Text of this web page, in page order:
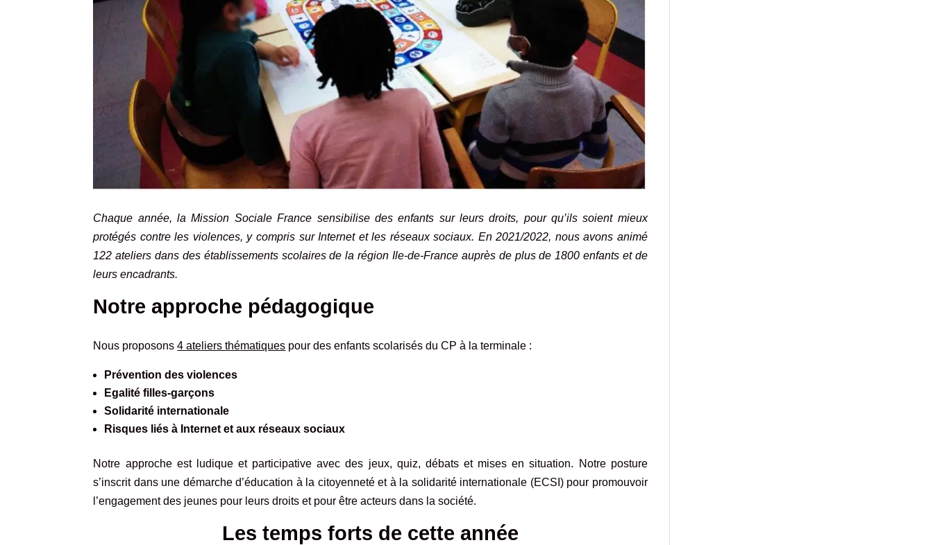
Chaque année, la Mission Sociale France sensibilise des enfants sur leurs droits, pour qu’ils soient mieux
protégés contre les violences, y compris sur Internet et les réseaux sociaux. En 2021/2022, nous avons animé
122 ateliers dans des établissements scolaires de la région Ile-de-France auprès de plus de 1800 enfants et de
leurs encadrants.
Notre approche pédagogique
Nous proposons4 ateliers thématiques pour des enfants scolarisés du CP à la terminale :
Prévention des violences
Egalité filles-garçons
Solidarité internationale
Risques liés à Internet et aux réseaux sociaux
Notre approche est ludique et participative avec des jeux, quiz, débats et mises en situation. Notre posture
s’inscrit dans une démarche d’éducation à la citoyenneté et à la solidarité internationale (ECSI) pour promouvoir
l’engagement des jeunes pour leurs droits et pour être acteurs dans la société.
Les temps forts de cette année